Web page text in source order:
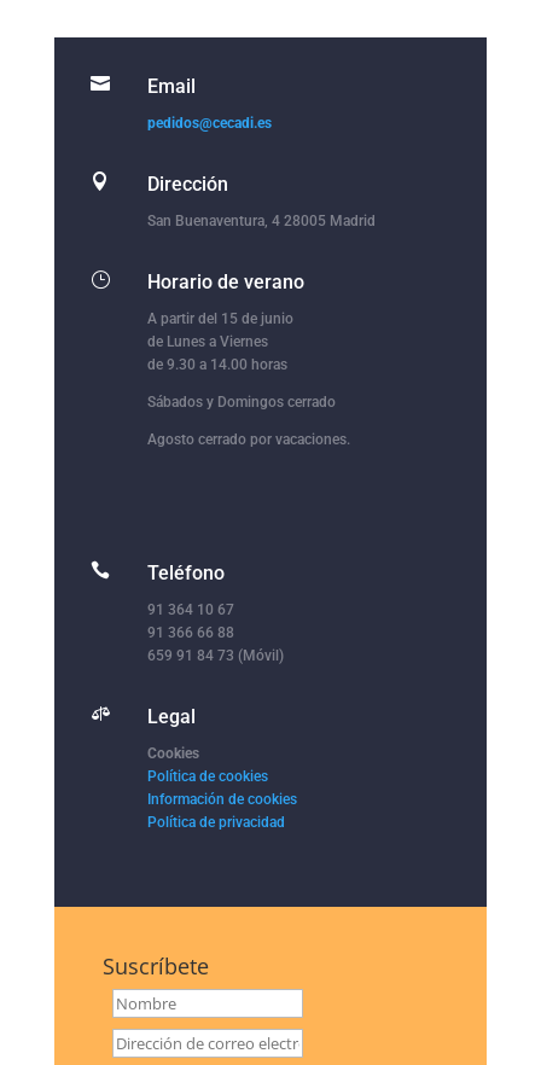
 Email
pedidos@cecadi.es
 Dirección
San Buenaventura, 4 28005 Madrid
} Horario de verano
A partir del 15 de junio
de Lunes a Viernes
de 9.30 a 14.00 horas
Sábados y Domingos cerrado
Agosto cerrado por vacaciones.
 Teléfono
91 364 10 67
91 366 66 88
659 91 84 73 (Móvil)
 Legal
Cookies
Política de cookies
Información de cookies
Política de privacidad
Suscríbete